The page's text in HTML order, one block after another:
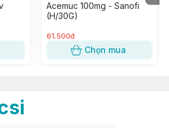
Acemuc 100mg - Sanofi
(H/30G)
61.500đ
Chọn mua